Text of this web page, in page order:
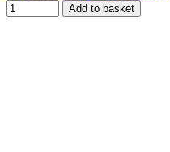
Add to basket